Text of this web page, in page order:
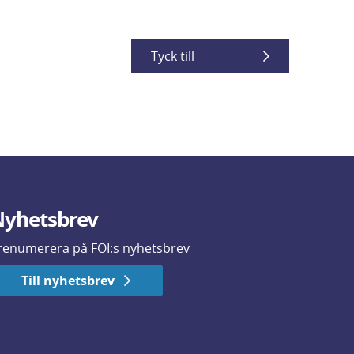
Tyck till
på FOI:s nyhetsbrev
Till nyhetsbrev